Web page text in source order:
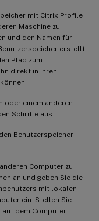
mit Citrix Profile
Maschine zu
und den Namen für
erstellt
Pfad zum
direkt in Ihren
oder einem anderen
Schritte aus:
Benutzerspeicher
Computer zu
an und geben Sie die
mit lokalen
ein. Stellen Sie
auf dem Computer